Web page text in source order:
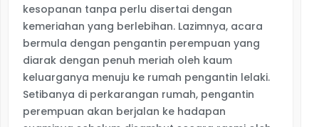
kesopanan tanpa perlu disertai dengan
kemeriahan yang berlebihan. Lazimnya, acara
bermula dengan pengantin perempuan yang
diarak dengan penuh meriah oleh kaum
keluarganya menuju ke rumah pengantin lelaki.
Setibanya di perkarangan rumah, pengantin
perempuan akan berjalan ke hadapan